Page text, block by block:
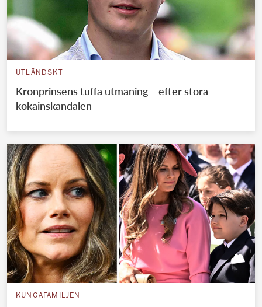
UTLÄNDSKT
Kronprinsens tuffa utmaning – efter stora
kokainskandalen
KUNGAFAMILJEN